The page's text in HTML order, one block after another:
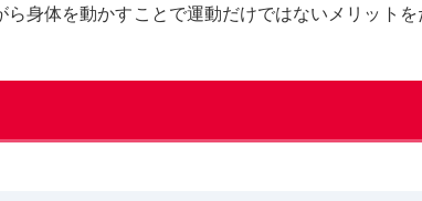
身体を動かすことで運動だけではないメリット